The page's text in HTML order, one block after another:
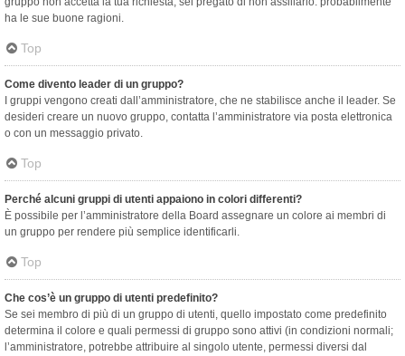
ha le sue buone ragioni.
Top
Come divento leader di un gruppo?
I gruppi vengono creati dall’amministratore, che ne stabilisce anche il leader. Se
desideri creare un nuovo gruppo, contatta l’amministratore via posta elettronica
o con un messaggio privato.
Top
Perché alcuni gruppi di utenti appaiono in colori differenti?
È possibile per l’amministratore della Board assegnare un colore ai membri di
un gruppo per rendere più semplice identificarli.
Top
Che cos’è un gruppo di utenti predefinito?
Se sei membro di più di un gruppo di utenti, quello impostato come predefinito
determina il colore e quali permessi di gruppo sono attivi (in condizioni normali;
l’amministratore, potrebbe attribuire al singolo utente, permessi diversi dal